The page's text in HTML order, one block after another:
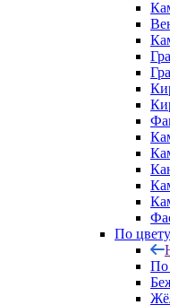
По цвету
По